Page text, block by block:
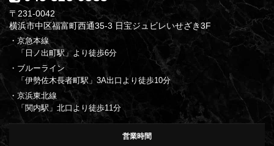
〒231-0042
横浜市中区福富町西通35-3 日宝ジュビレいせざき3F
・京急本線
「日ノ出町駅」より徒歩6分
・ブルーライン
「伊勢佐木長者町駅」3A出口より徒歩10分
・京浜東北線
「関内駅」北口より徒歩11分
営業時間